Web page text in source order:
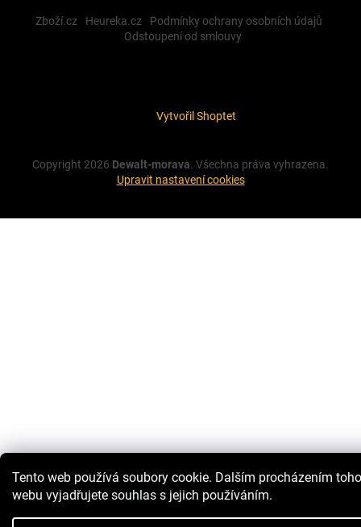
Tento web používá soubory cookie. Dalším procházením
webu vyjadřujete souhlas s jejich používáním.
Zboží.cz Heureka.cz
Podmínky ochrany osobních údajů
Odstoupení od smlouvy
Vytvořil Shoptet
Copyright 2026 Dewalt-morava. Všechna práva vyhrazena.
Upravit nastavení cookies